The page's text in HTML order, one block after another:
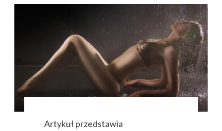
Artykuł przedstawia